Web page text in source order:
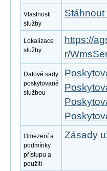
Vlastnosti
služby
Lokalizace
služby
https://
r/
Datové sady
poskytované
službou
Omezení a
podmínky
přístupu a
použití
Zásady